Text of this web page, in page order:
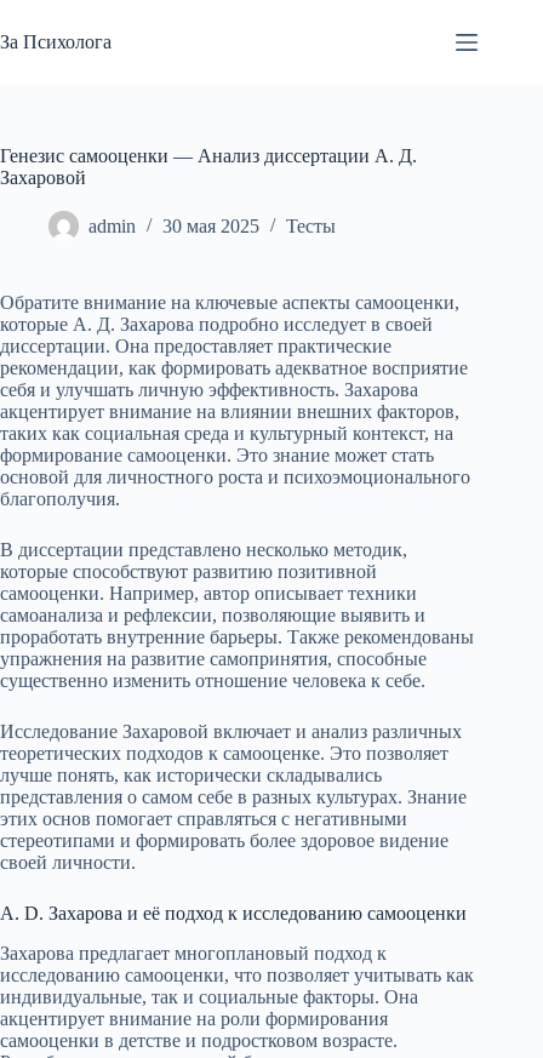
к
сути
За Психолога
Генезис самооценки — Анализ диссертации А. Д.
Захаровой
admin 30 мая 2025 Тесты
Обратите внимание на ключевые аспекты самооценки,
которые А. Д. Захарова подробно исследует в своей
диссертации. Она предоставляет практические
рекомендации, как формировать адекватное восприятие
себя и улучшать личную эффективность. Захарова
акцентирует внимание на влиянии внешних факторов,
таких как социальная среда и культурный контекст, на
формирование самооценки. Это знание может стать
основой для личностного роста и психоэмоционального
благополучия.
В диссертации представлено несколько методик,
которые способствуют развитию позитивной
самооценки. Например, автор описывает техники
самоанализа и рефлексии, позволяющие выявить и
проработать внутренние барьеры. Также рекомендованы
упражнения на развитие самопринятия, способные
существенно изменить отношение человека к себе.
Исследование Захаровой включает и анализ различных
теоретических подходов к самооценке. Это позволяет
лучше понять, как исторически складывались
представления о самом себе в разных культурах. Знание
этих основ помогает справляться с негативными
стереотипами и формировать более здоровое видение
своей личности.
А. D. Захарова и её подход к исследованию самооценки
Захарова предлагает многоплановый подход к
исследованию самооценки, что позволяет учитывать как
индивидуальные, так и социальные факторы. Она
акцентирует внимание на роли формирования
самооценки в детстве и подростковом возрасте.